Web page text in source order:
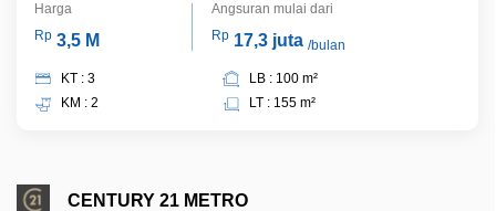
Harga
Rp 3,5 M
Angsuran mulai dari
Rp 17,3 juta /bulan
KT : 3
KM : 2
LB : 100 m²
LT : 155 m²
CENTURY 21 METRO